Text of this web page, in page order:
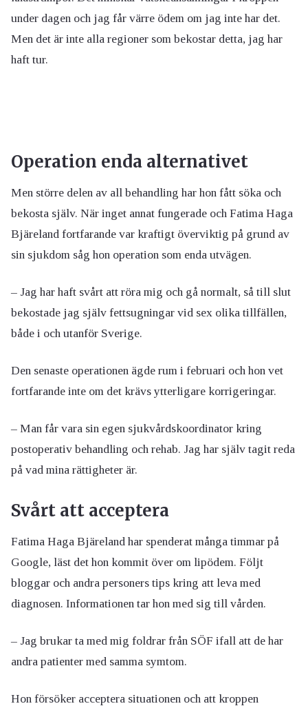
under dagen och jag får värre ödem om jag inte har det.
Men det är inte alla regioner som bekostar detta, jag har
haft tur.
Operation enda alternativet
Men större delen av all behandling har hon fått söka och
bekosta själv. När inget annat fungerade och Fatima Haga
Bjäreland fortfarande var kraftigt överviktig på grund av
sin sjukdom såg hon operation som enda utvägen.
– Jag har haft svårt att röra mig och gå normalt, så till slut
bekostade jag själv fettsugningar vid sex olika tillfällen,
både i och utanför Sverige.
Den senaste operationen ägde rum i februari och hon vet
fortfarande inte om det krävs ytterligare korrigeringar.
– Man får vara sin egen sjukvårdskoordinator kring
postoperativ behandling och rehab. Jag har själv tagit reda
på vad mina rättigheter är.
Svårt att acceptera
Fatima Haga Bjäreland har spenderat många timmar på
Google, läst det hon kommit över om lipödem. Följt
bloggar och andra personers tips kring att leva med
diagnosen. Informationen tar hon med sig till vården.
– Jag brukar ta med mig foldrar från SÖF ifall att de har
andra patienter med samma symtom.
Hon försöker acceptera situationen och att kroppen